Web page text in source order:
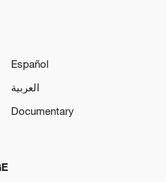
Español
العربية
Documentary